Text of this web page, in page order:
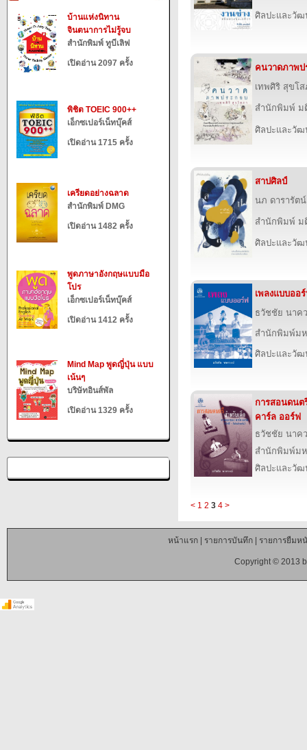
บ้านแห่งนิทาน
จินตนาการไม่รู้จบ
สำนักพิมพ์ ทูบีเลิฟ
เปิดอ่าน 2097 ครั้ง
พิชิต TOEIC 900++
เอ็กซเปอร์เน็ทบุ๊คส์
เปิดอ่าน 1715 ครั้ง
เครียดอย่างฉลาด
สำนักพิมพ์ DMG
เปิดอ่าน 1482 ครั้ง
พูดภาษาอังกฤษแบบมือ
โปร
เอ็กซเปอร์เน็ทบุ๊คส์
เปิดอ่าน 1412 ครั้ง
Mind Map พูดญี่ปุ่น แบบ
เน้นๆ
บริษัทอินส์พัล
เปิดอ่าน 1329 ครั้ง
ศิลปะและวัฒ
คนวาดภาพป
เทพศิริ สุขโ
สำนักพิมพ์ ม
ศิลปะและวัฒ
สาปศิลป์
นภ ดารารัตน์
สำนักพิมพ์ ม
ศิลปะและวัฒ
เพลงแบบออ
ธวัชชัย นาค
สำนักพิมพ์มห
ศิลปะและวัฒ
การสอนดนต
คาร์ล ออร์ฟ
ธวัชชัย นาค
สำนักพิมพ์มห
ศิลปะและวัฒ
< 1 2 3 4 >
หน้าแรก| รายการบันทึก| รายการยืมห
Copyright © 2013